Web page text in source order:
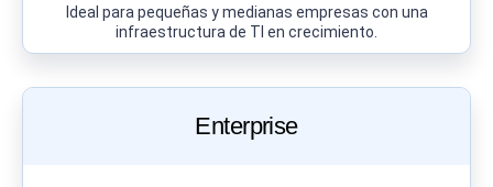
Ideal para pequeñas y medianas empresas con una
infraestructura de TI en crecimiento.
Enterprise